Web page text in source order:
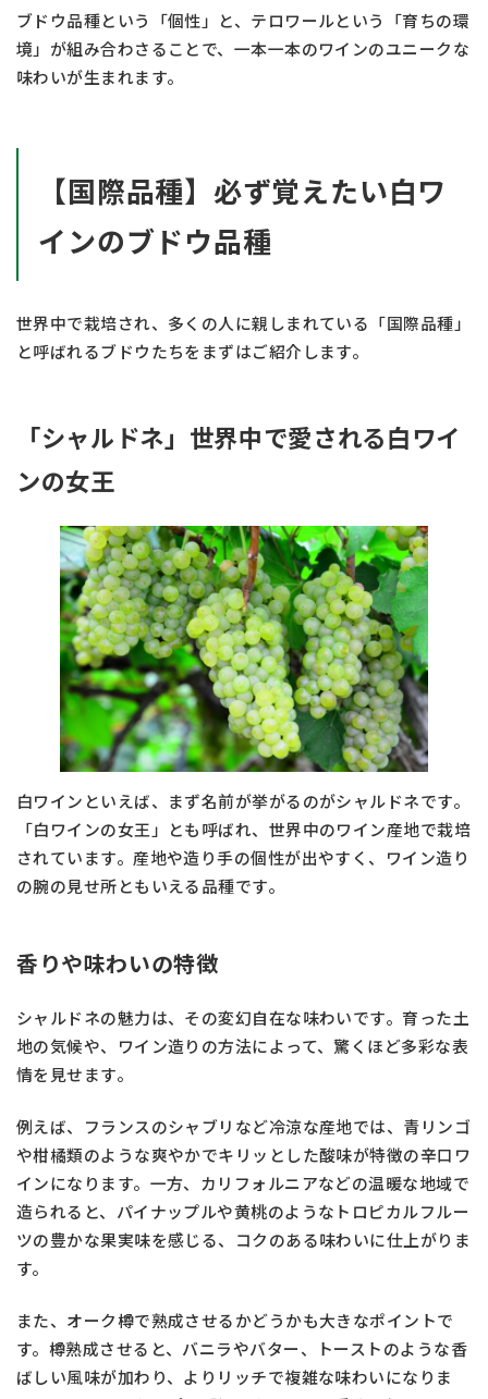
ブドウ品種という「個性」と、テロワールという「育ちの環
境」が組み合わさることで、一本一本のワインのユニークな
味わいが生まれます。
【国際品種】必ず覚えたい白ワ
インのブドウ品種
世界中で栽培され、多くの人に親しまれている「国際品種」
と呼ばれるブドウたちをまずはご紹介します。
「シャルドネ」世界中で愛される白ワイ
ンの女王
白ワインといえば、まず名前が挙がるのがシャルドネです。
「白ワインの女王」とも呼ばれ、世界中のワイン産地で栽培
されています。産地や造り手の個性が出やすく、ワイン造り
の腕の見せ所ともいえる品種です。
香りや味わいの特徴
シャルドネの魅力は、その変幻自在な味わいです。育った土
地の気候や、ワイン造りの方法によって、驚くほど多彩な表
情を見せます。
例えば、フランスのシャブリなど冷涼な産地では、青リンゴ
や柑橘類のような爽やかでキリッとした酸味が特徴の辛口ワ
インになります。一方、カリフォルニアなどの温暖な地域で
造られると、パイナップルや黄桃のようなトロピカルフルー
ツの豊かな果実味を感じる、コクのある味わいに仕上がりま
す。
また、オーク樽で熟成させるかどうかも大きなポイントで
す。樽熟成させると、バニラやバター、トーストのような香
ばしい風味が加わり、よりリッチで複雑な味わいになりま